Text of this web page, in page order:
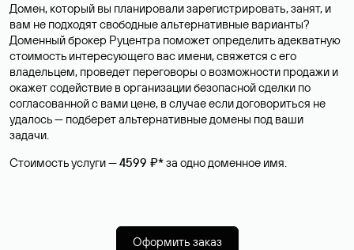
Домен, который вы планировали зарегистрировать, занят, и
вам не подходят свободные альтернативные варианты?
Доменный брокер Руцентра поможет определить адекватную
стоимость интересующего вас имени, свяжется с его
владельцем, проведет переговоры о возможности продажи и
окажет содействие в организации безопасной сделки по
согласованной с вами цене, в случае если договориться не
удалось — подберет альтернативные домены под ваши
задачи.
Стоимость услуги —4599 ₽*за одно доменное имя.
Оформить заказ